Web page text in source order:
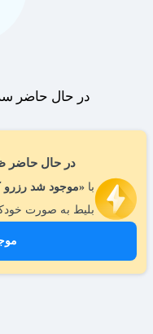
در حال حاضر
با «موجود شد رزرو
بلیط به صورت
در حال حاضر